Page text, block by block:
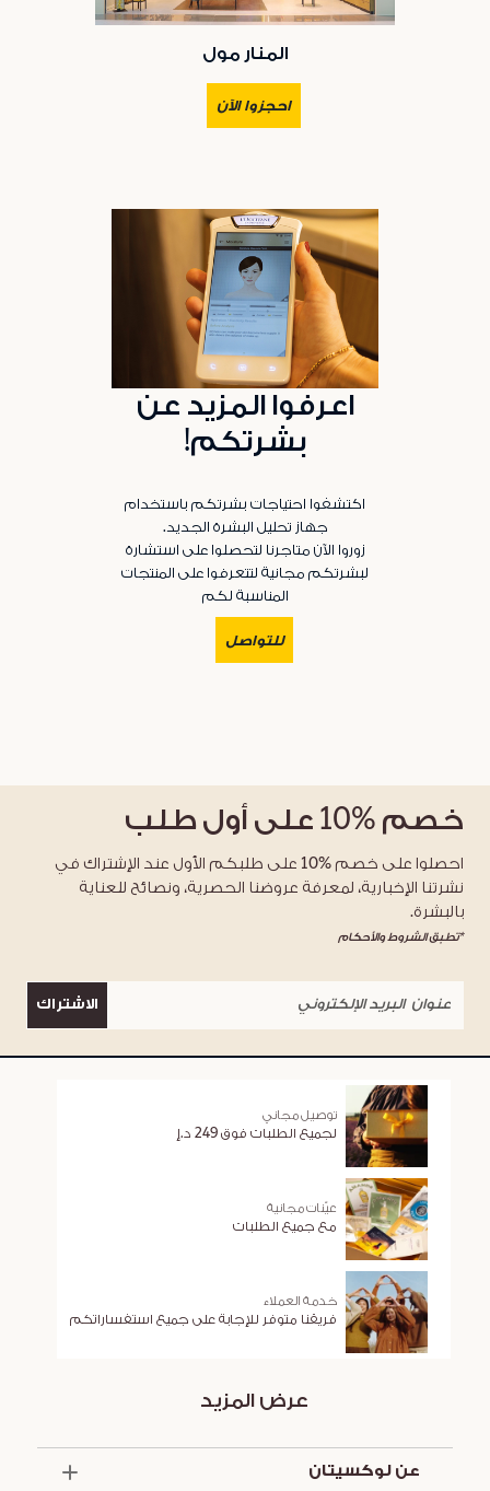
المنار مول
احجزوا الآن
اعرفوا المزيد عن
بشرتكم!
اكتشفوا احتياجات بشرتكم باستخدام
جهاز تحليل البشرة الجديد.
زوروا الآن متاجرنا لتحصلوا على استشارة
لبشرتكم مجانية لتتعرفوا على المنتجات
المناسبة لكم
للتواصل
خصم %10 على أول طلب
احصلوا على خصم %10 على طلبكم الأول عند الإشتراك في
نشرتنا الإخبارية، لمعرفة عروضنا الحصرية، ونصائح للعناية
بالبشرة.
*تطبق الشروط والأحكام
الاشتراك
توصيل مجاني
لجميع الطلبات فوق 249 د.إ
عيّنات مجانية
مع جميع الطلبات
خدمة العملاء
فريقنا متوفر للإجابة على جميع استفساراتكم
عرض المزيد
عن لوكسيتان